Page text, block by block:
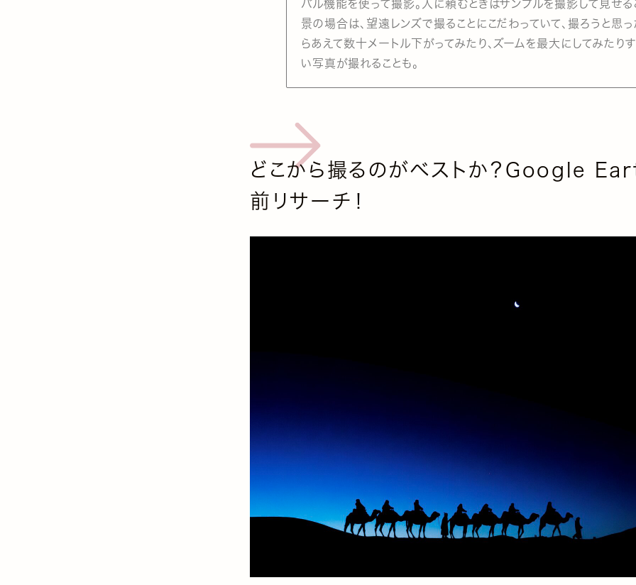
バル機能を使って撮影。人に頼むときはサンプルを撮影して見せる
景の場合は、望遠レンズで撮ることにこだわっていて、撮ろうと思
らあえて数十メートル下がってみたり、ズームを最大にしてみたりす
い写真が撮れることも。
どこから撮るのがベストか？Google
前リサーチ！